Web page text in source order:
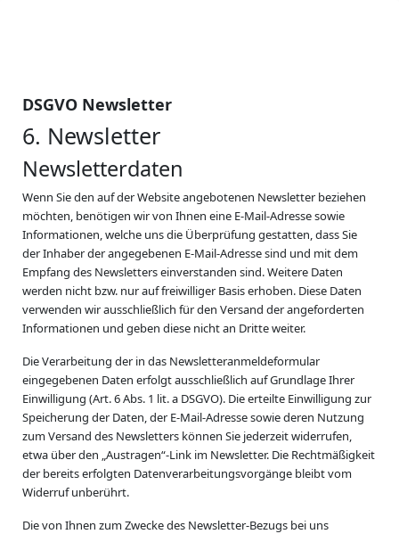
DSGVO Newsletter
6. Newsletter
Newsletter­daten
Wenn Sie den auf der Website angebotenen Newsletter beziehen
möchten, benötigen wir von Ihnen eine E-Mail-Adresse sowie
Informationen, welche uns die Überprüfung gestatten, dass Sie
der Inhaber der angegebenen E-Mail-Adresse sind und mit dem
Empfang des Newsletters einverstanden sind. Weitere Daten
werden nicht bzw. nur auf freiwilliger Basis erhoben. Diese Daten
verwenden wir ausschließlich für den Versand der angeforderten
Informationen und geben diese nicht an Dritte weiter.
Die Verarbeitung der in das Newsletteranmeldeformular
eingegebenen Daten erfolgt ausschließlich auf Grundlage Ihrer
Einwilligung (Art. 6 Abs. 1 lit. a DSGVO). Die erteilte Einwilligung zur
Speicherung der Daten, der E-Mail-Adresse sowie deren Nutzung
zum Versand des Newsletters können Sie jederzeit widerrufen,
etwa über den „Austragen“-Link im Newsletter. Die Rechtmäßigkeit
der bereits erfolgten Datenverarbeitungsvorgänge bleibt vom
Widerruf unberührt.
Die von Ihnen zum Zwecke des Newsletter-Bezugs bei uns